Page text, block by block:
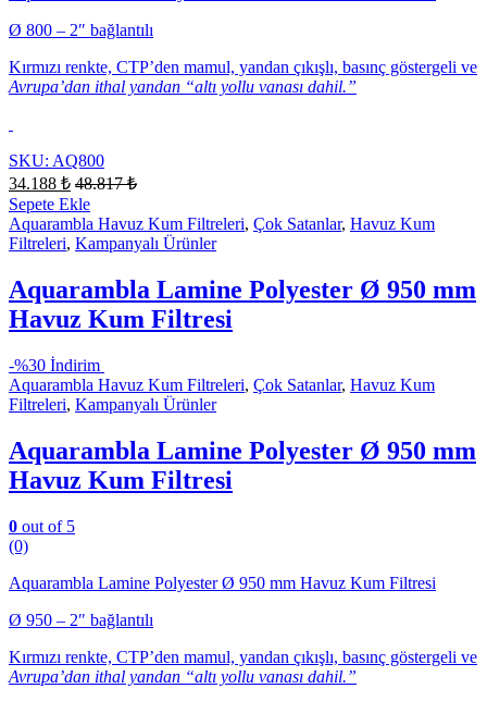
Ø 800 – 2″ bağlantılı
Kırmızı renkte, CTP’den mamul, yandan çıkışlı, basınç göstergeli ve
Avrupa’dan ithal yandan “altı yollu vanası dahil.”
SKU: AQ800
34.188 ₺ 48.817₺
Sepete Ekle
Aquarambla Havuz Kum Filtreleri, Çok Satanlar, Havuz Kum
Filtreleri, Kampanyalı Ürünler
Aquarambla Lamine Polyester Ø 950 mm
Havuz Kum Filtresi
-%30 İndirim
Aquarambla Havuz Kum Filtreleri, Çok Satanlar, Havuz Kum
Filtreleri, Kampanyalı Ürünler
Aquarambla Lamine Polyester Ø 950 mm
Havuz Kum Filtresi
0 out of 5
(0)
Aquarambla Lamine Polyester Ø 950 mm Havuz Kum Filtresi
Ø 950 – 2″ bağlantılı
Kırmızı renkte, CTP’den mamul, yandan çıkışlı, basınç göstergeli ve
Avrupa’dan ithal yandan “altı yollu vanası dahil.”